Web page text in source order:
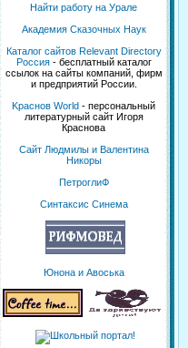
Найти работу на Урале
Академия Сказочных Наук
Каталог сайтов Relevant Directory
Россия- бесплатный каталог
ссылок на сайты компаний, фирм
и предприятий России.
Kраснов World - персональный
литературный сайт Игоря
Краснова
Сайт Людмилы и Валентина
Никоры
ПетроглиФ
Синтаксис Синема
Юнона и Авоська